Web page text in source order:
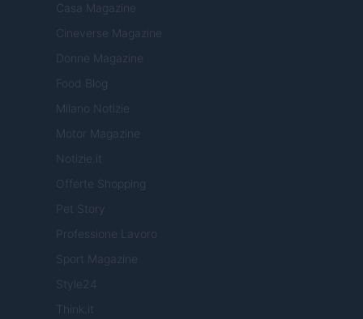
Casa Magazine
Cineverse Magazine
Donne Magazine
Food Blog
Milano Notizie
Motor Magazine
Notizie.it
Offerte Shopping
Pet Story
Professione Lavoro
Sport Magazine
Style24
Think.it